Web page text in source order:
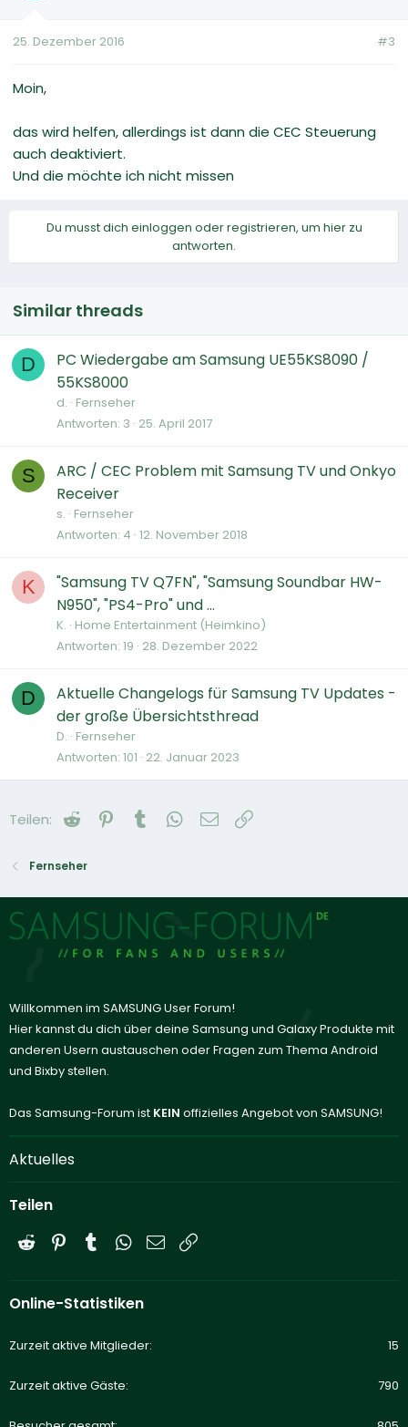
25. Dezember 2016 #3
Moin,
das wird helfen, allerdings ist dann die CEC Steuerung
auch deaktiviert.
Und die möchte ich nicht missen
Du musst dich einloggen oder registrieren, um hier zu
antworten.
Similar threads
D
PC Wiedergabe am Samsung UE55KS8090 /
55KS8000
d. Fernseher
Antworten 3 25. April 2017
S
ARC / CEC Problem mit Samsung TV und Onkyo
Receiver
s. Fernseher
Antworten 4 12. November 2018
K
"Samsung TV Q7FN", "Samsung Soundbar HW-
N950", "PS4-Pro" und ...
K. Home Entertainment (Heimkino)
Antworten 19 28. Dezember 2022
D
Aktuelle Changelogs für Samsung TV Updates -
der große Übersichtsthread
D. Fernseher
Antworten 101 22. Januar 2023
Teilen: Reddit Pinterest
Tumblr WhatsApp
E-Mail
Fernseher
Willkommen im SAMSUNG User Forum!
Hier kannst du dich über deine Samsung und Galaxy Produkte mit
anderen Usern austauschen oder Fragen zum Thema Android
und Bixby stellen.
Das Samsung-Forum ist KEIN offizielles Angebot von SAMSUNG!
Aktuelles
Teilen
Reddit PinterestTumblrWhatsApp
E-Mail
Online-Statistiken
Zurzeit aktive Mitglieder 15
Zurzeit aktive Gäste 790